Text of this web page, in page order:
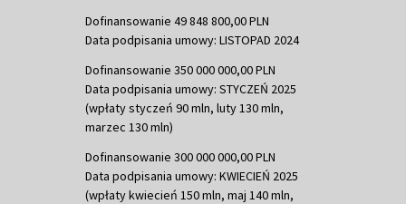
Dofinansowanie 49 848 800,00 PLN
Data podpisania umowy: LISTOPAD 2024
Dofinansowanie 350 000 000,00 PLN
Data podpisania umowy: STYCZEŃ 2025
(wpłaty styczeń 90 mln, luty 130 mln,
marzec 130 mln)
Dofinansowanie 300 000 000,00 PLN
Data podpisania umowy: KWIECIEŃ 2025
(wpłaty kwiecień 150 mln, maj 140 mln,